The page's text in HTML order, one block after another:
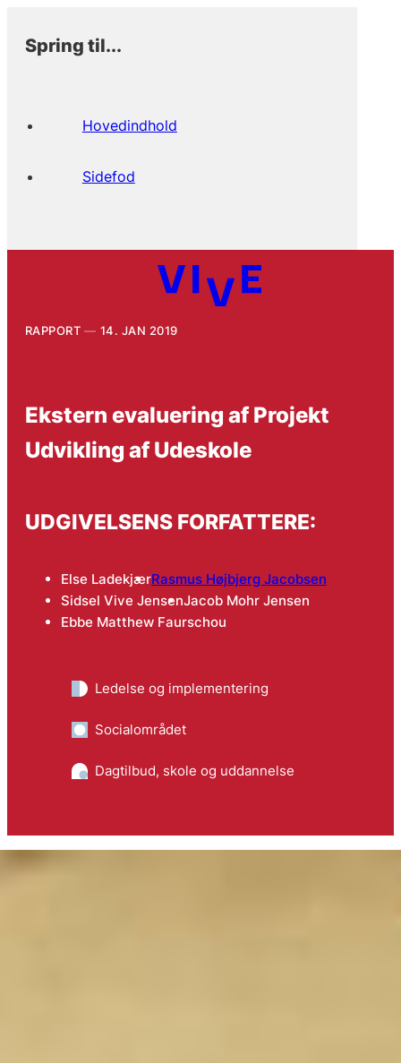
Spring til...
Hovedindhold
Sidefod
RAPPORT 14. JAN 2019
Ekstern evaluering af Projekt
Udvikling af Udeskole
UDGIVELSENS FORFATTERE:
Else LadekjærRasmus Højbjerg Jacobsen
Sidsel Vive JensenJacob Mohr Jensen
Ebbe Matthew Faurschou
Ledelse og implementering
Socialområdet
Dagtilbud, skole og uddannelse